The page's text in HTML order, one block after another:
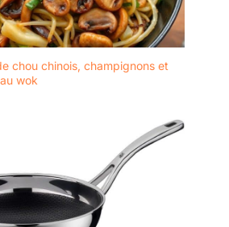
chou chinois, champignons et
wok